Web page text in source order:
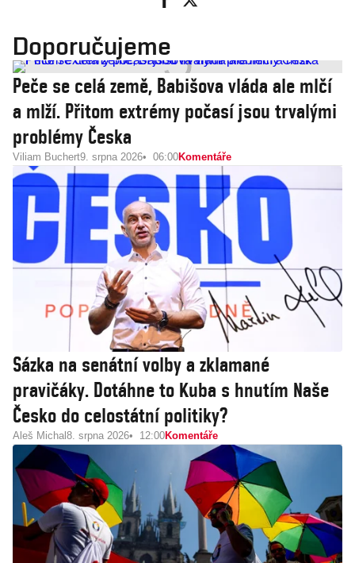
Doporučujeme
Peče se celá země, Babišova vláda ale mlčí
a mlží. Přitom extrémy počasí jsou trvalými
problémy Česka
Viliam Buchert9. srpna 2026 06:00Komentáře
Sázka na senátní volby a zklamané
pravičáky. Dotáhne to Kuba s hnutím Naše
Česko do celostátní politiky?
Aleš Michal 8. srpna 2026 12:00Komentáře